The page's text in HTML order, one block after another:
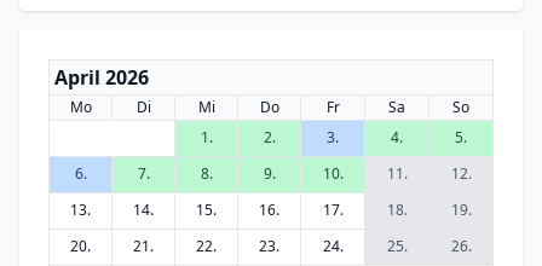
April 2026
Mo Di Mi Do Fr Sa
So
1.
2. 3. 4.
5.
6.
7. 8. 9. 10. 11.
12.
13.
14. 15. 16. 17. 18.
19.
20.
21. 22. 23. 24. 25.
26.